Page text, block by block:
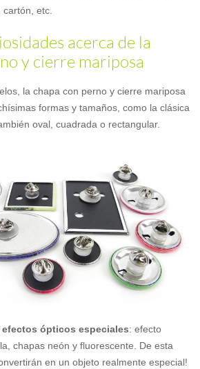
etc.
acerca de la
y cierre mariposa
la chapa con perno y cierre mariposa
formas y tamaños, como la clásica
oval, cuadrada o rectangular.
efectos ópticos especiales: efecto
chapas neón y fluorescente. De esta
en un objeto realmente especial!